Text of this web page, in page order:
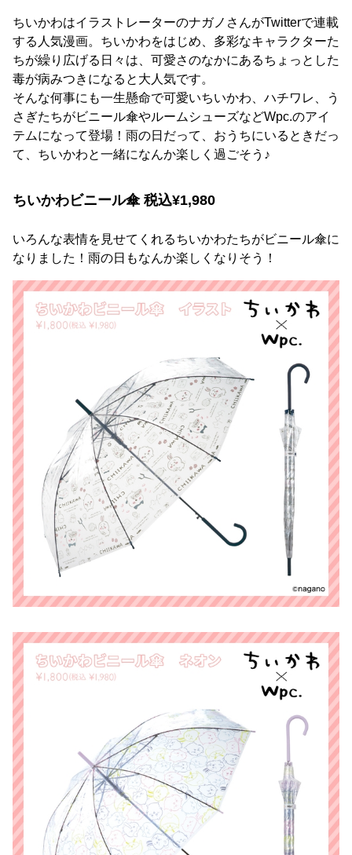
ちいかわはイラストレーターのナガノさんがTwitterで連載
する人気漫画。ちいかわをはじめ、多彩なキャラクターた
ちが繰り広げる日々は、可愛さのなかにあるちょっとした
毒が病みつきになると大人気です。
そんな何事にも一生懸命で可愛いちいかわ、ハチワレ、う
さぎたちがビニール傘やルームシューズなどWpc.のアイ
テムになって登場！雨の日だって、おうちにいるときだっ
て、ちいかわと一緒になんか楽しく過ごそう♪
ちいかわビニール傘 税込¥1,980
いろんな表情を見せてくれるちいかわたちがビニール傘に
なりました！雨の日もなんか楽しくなりそう！